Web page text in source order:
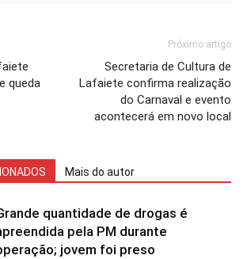
queda
Próximo artigo
Secretaria de Cultura de
Lafaiete confirma realização
do Carnaval e evento
acontecerá em novo local
Mais do autor
quantidade de drogas é
pela PM durante
jovem foi preso